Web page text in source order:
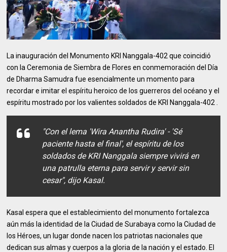
La inauguración del Monumento KRI Nanggala-402 que coincidió
con la Ceremonia de Siembra de Flores en conmemoración del Día
de Dharma Samudra fue esencialmente un momento para
recordar e imitar el espíritu heroico de los guerreros del océano y el
espíritu mostrado por los valientes soldados de KRI Nanggala-402 .
"Con el lema 'Wira Anantha Rudira' - 'Sé
paciente hasta el final', el espíritu de los
soldados de KRI Nanggala siempre vivirá en
una patrulla eterna para servir y servir sin
cesar", dijo Kasal.
Kasal espera que el establecimiento del monumento fortalezca
aún más la identidad de la Ciudad de Surabaya como la Ciudad de
los Héroes, un lugar donde nacen los patriotas nacionales que
dedican sus almas y cuerpos a la gloria de la nación y el estado. El